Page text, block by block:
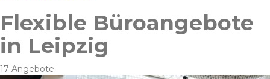
Flexible Büroangebote
in Leipzig
17 Angebote